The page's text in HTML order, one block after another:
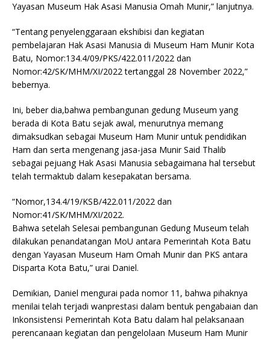
Yayasan Museum Hak Asasi Manusia Omah Munir,” lanjutnya.
“Tentang penyelenggaraan ekshibisi dan kegiatan
pembelajaran Hak Asasi Manusia di Museum Ham Munir Kota
Batu, Nomor:134.4/09/PKS/422.011/2022 dan
Nomor:42/SK/MHM/XI/2022 tertanggal 28 November 2022,”
bebernya.
Ini, beber dia,bahwa pembangunan gedung Museum yang
berada di Kota Batu sejak awal, menurutnya memang
dimaksudkan sebagai Museum Ham Munir untuk pendidikan
Ham dan serta mengenang jasa-jasa Munir Said Thalib
sebagai pejuang Hak Asasi Manusia sebagaimana hal tersebut
telah termaktub dalam kesepakatan bersama.
“Nomor,134.4/19/KSB/422.011/2022 dan
Nomor:41/SK/MHM/XI/2022.
Bahwa setelah Selesai pembangunan Gedung Museum telah
dilakukan penandatangan MoU antara Pemerintah Kota Batu
dengan Yayasan Museum Ham Omah Munir dan PKS antara
Disparta Kota Batu,” urai Daniel.
Demikian, Daniel mengurai pada nomor 11, bahwa pihaknya
menilai telah terjadi wanprestasi dalam bentuk pengabaian dan
Inkonsistensi Pemerintah Kota Batu dalam hal pelaksanaan
perencanaan kegiatan dan pengelolaan Museum Ham Munir